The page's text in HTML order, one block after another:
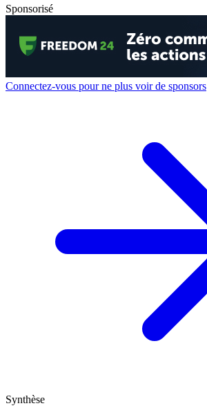
Sponsorisé
Connectez-vous pour ne plus voir de sponsors
Synthèse